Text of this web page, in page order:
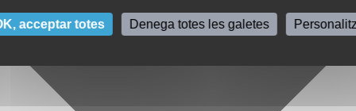
acceptar totes Denega totes les galetes